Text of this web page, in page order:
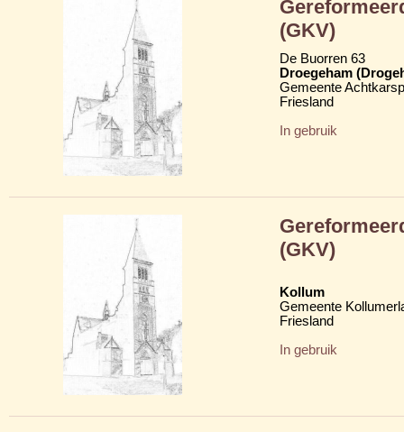
(GKV)
De Buorren 63
Droegeham
Gemeente
Friesland
In gebruik
(GKV)
Kollum
Gemeente
Friesland
In gebruik